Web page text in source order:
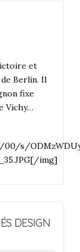
et
Berlin. Il
fixe
Vichy…
s/
img]
DESIGN